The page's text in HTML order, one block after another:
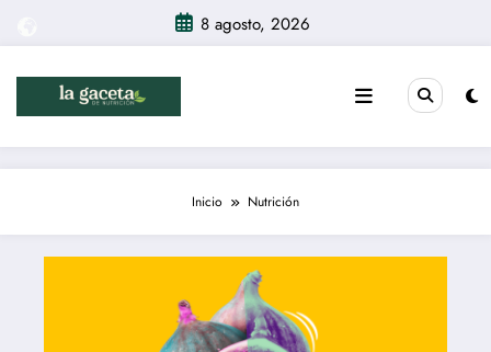
contenido
8 agosto, 2026
Inicio Nutrición